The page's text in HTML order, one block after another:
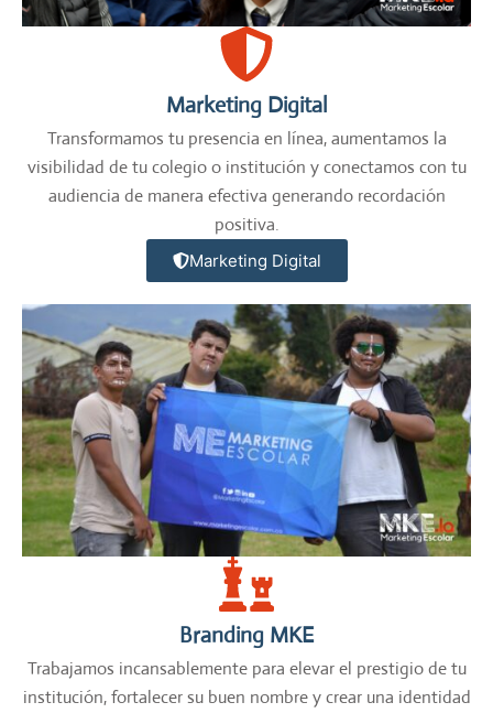
Marketing Digital
Transformamos tu presencia en línea, aumentamos la
visibilidad de tu colegio o institución y conectamos con tu
audiencia de manera efectiva generando recordación
positiva.
Marketing Digital
Branding MKE
Trabajamos incansablemente para elevar el prestigio de tu
institución, fortalecer su buen nombre y crear una identidad